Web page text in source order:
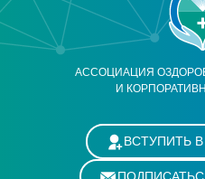
АССОЦИАЦИЯ
И
ВСТУПИТЬ